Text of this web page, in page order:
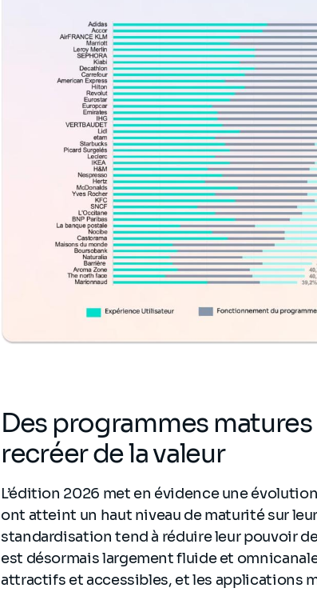
Des programmes
recréer de la valeur
L’édition 2026 met en évidence une
ont atteint un haut niveau de maturité sur
standardisation tend à réduire leur pouvoir
est désormais largement fluide et
attractifs et accessibles, et les applications